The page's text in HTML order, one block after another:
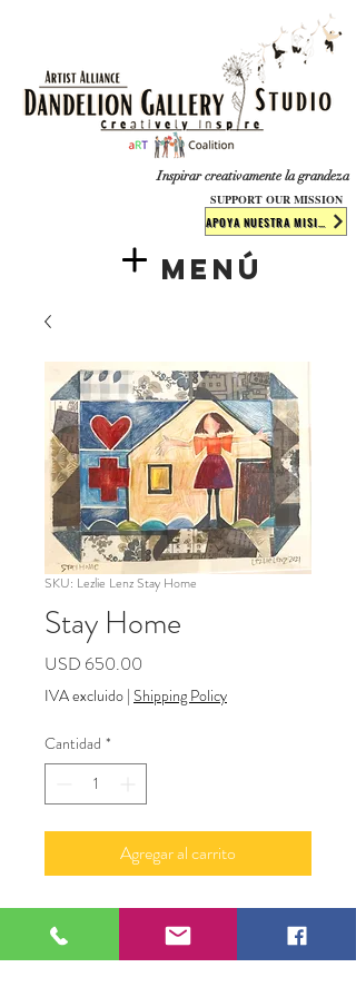
​​​Inspirar creativamente la grandeza
Menú
SUPPORT OUR MISSION
SKU: Lezlie Lenz Stay Home
Stay Home
USD 650.00
IVA excluido | Shipping Policy
Cantidad *
Agregar al carrito
Stay Home
Mix Media Collage on Rivers